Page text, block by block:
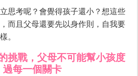
思考呢？會覺得孩子還小？想這些
而且父母還要先以身作則，自我要
。
挑戰，父母不可能幫小孩度
過每一個關卡